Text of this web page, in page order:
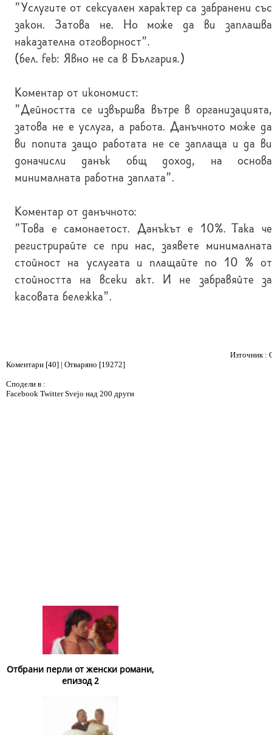
"Услугите от сексуален характер са забранени със
закон. Затова не. Но може да ви заплашва
наказателна отговорност".
(бел. feb: Явно не са в България.)
Коментар от икономист:
"Дейността се извършва вътре в организацията,
затова не е услуга, а работа. Данъчното може да
ви попита защо работата не се заплаща и да ви
доначисли данък общ доход, на основа
минималната работна заплата".
Коментар от данъчното:
"Това е самонаетост. Данъкът е 10%. Така че
регистрирайте се при нас, заявете минималната
стойност на услугата и плащайте по 10 % от
стойността на всеки акт. И не забравяйте за
касовата бележка".
Източник :
Коментари [40] | Отваряно [19272]
Сподели в :
Facebook TwitterSvejo над 200 други
Отбрани перли от женски романи,
епизод 2